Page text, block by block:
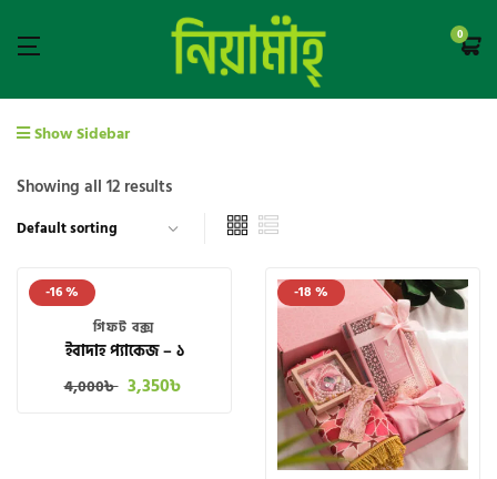
0
Show Sidebar
Showing all 12 results
-16 %
গিফট বক্স
ইবাদাহ প্যাকেজ – ১
4,000৳ 3,350৳
-18 %